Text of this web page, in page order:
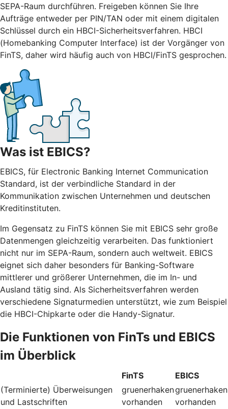
SEPA-Raum durchführen. Freigeben können Sie Ihre
Aufträge entweder per PIN/TAN oder mit einem digitalen
Schlüssel durch ein HBCI-Sicherheitsverfahren. HBCI
(Homebanking Computer Interface) ist der Vorgänger von
FinTS, daher wird häufig auch von HBCI/FinTS gesprochen.
Was ist EBICS?
EBICS, für Electronic Banking Internet Communication
Standard, ist der verbindliche Standard in der
Kommunikation zwischen Unternehmen und deutschen
Kreditinstituten.
Im Gegensatz zu FinTS können Sie mit EBICS sehr große
Datenmengen gleichzeitig verarbeiten. Das funktioniert
nicht nur im SEPA-Raum, sondern auch weltweit. EBICS
eignet sich daher besonders für Banking-Software
mittlerer und größerer Unternehmen, die im In- und
Ausland tätig sind. Als Sicherheitsverfahren werden
verschiedene Signaturmedien unterstützt, wie zum Beispiel
die HBCI-Chipkarte oder die Handy-Signatur.
Die Funktionen von FinTs und EBICS
im Überblick
FinTS
EBICS
(Terminierte) Überweisungen
und Lastschriften
gruenerhaken
vorhanden
gruenerhaken
vorhanden